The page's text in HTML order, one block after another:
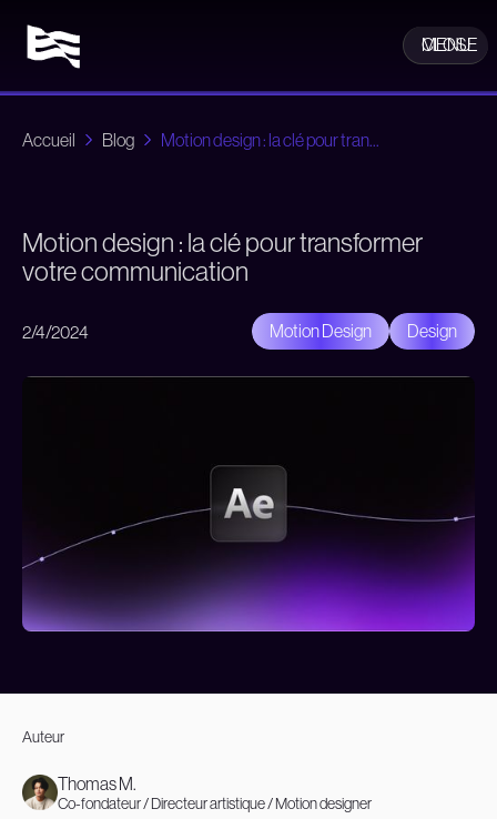
CLOSE
MENU
Accueil Blog Motion design : la clé pour tran...
Motion design : la clé pour transformer
votre communication
2/4/2024 Motion Design Design
Auteur
Thomas M.
Co-fondateur / Directeur artistique / Motion designer